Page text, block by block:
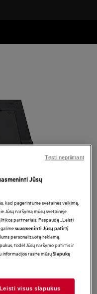
ir
rinkinys su
Jūsų
kad pagerintume svetainės veikimą,
Jūsų naršymą mūsų svetainėje
partneriais. Paspaudę „Leisti
galimesuasmeninti Jūsų patirtį
personalizuotą reklamą.
todėl Jūsų naršymo patirtis ir
informacijos rasite mūsųSlapukų
Leisti visus slapukus
Tęsti nepriimant